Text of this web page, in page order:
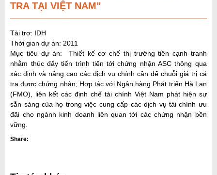
m
t
ì
m
k
i
m
TRA TẠI VIỆT NAM"
Tài trợ: IDH
Thời gian dự án: 2011
Mục tiêu dự án: Thiết kế cơ chế thị trường tiền cạnh tranh
nhằm thúc đẩy tiến trình tiến tới chứng nhận ASC thông qua
xác định và nâng cao các dịch vụ chính cần để chuỗi giá trị cá
tra được chứng nhận; Hợp tác với Ngân hàng Phát triển Hà Lan
(FMO), liên kết các định chế tài chính Việt Nam phát hiện sự
sẵn sàng của họ trong việc cung cấp các dịch vụ tài chính ưu
đãi cho ngành kinh doanh liên quan tới các chứng nhận bền
vững.
Share: